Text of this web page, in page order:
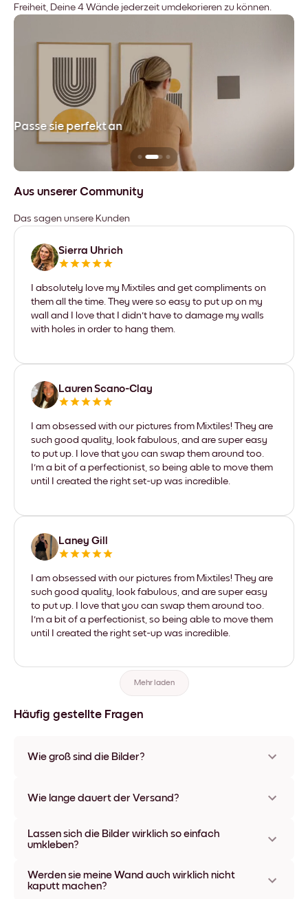
Freiheit, Deine 4 Wände jederzeit umdekorieren zu können.
Passe sie perfekt an
Aus unserer Community
Das sagen unsere Kunden
Sierra Uhrich
I absolutely love my Mixtiles and get compliments on
them all the time. They were so easy to put up on my
wall and I love that I didn't have to damage my walls
with holes in order to hang them.
Lauren Scano-Clay
I am obsessed with our pictures from Mixtiles! They are
such good quality, look fabulous, and are super easy
to put up. I love that you can swap them around too.
I'm a bit of a perfectionist, so being able to move them
until I created the right set-up was incredible.
Laney Gill
I am obsessed with our pictures from Mixtiles! They are
such good quality, look fabulous, and are super easy
to put up. I love that you can swap them around too.
I'm a bit of a perfectionist, so being able to move them
until I created the right set-up was incredible.
Mehr laden
Häufig gestellte Fragen
Wie groß sind die Bilder?
Erhältlich in verschiedenen Materialien und Rahmenfarben,
Wie lange dauert der Versand?
Ländern bieten wir auch Expressversand an. Den Trackinglink
bekommst Du nach Bestellaufgabe zugeschickt.
Lassen sich die Bilder wirklich so einfach
umkleben?
umpositionieren zu lassen, ohne die Wände dabei zu
beschädigen.
Werden sie meine Wand auch wirklich nicht
kaputt machen?